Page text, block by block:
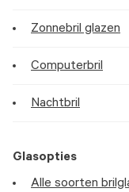
Zonnebril glazen
Computerbril
Nachtbril
Glasopties
Alle soorten